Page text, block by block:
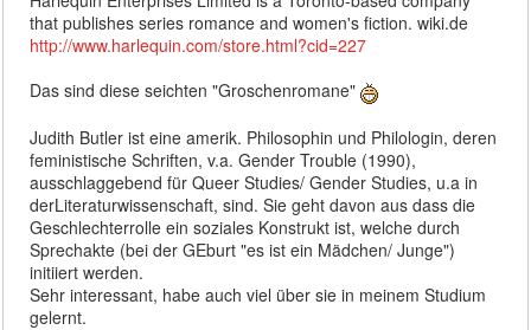
that publishes series romance and women's fiction. wiki.de
http://www.harlequin.com/store.html?cid=227
Das sind diese seichten "Groschenromane"
Judith Butler ist eine amerik. Philosophin und Philologin, deren
feministische Schriften, v.a. Gender Trouble (1990),
ausschlaggebend für Queer Studies/ Gender Studies, u.a in
derLiteraturwissenschaft, sind. Sie geht davon aus dass die
Geschlechterrolle ein soziales Konstrukt ist, welche durch
Sprechakte (bei der GEburt "es ist ein Mädchen/ Junge")
initiiert werden.
Sehr interessant, habe auch viel über sie in meinem Studium
gelernt.